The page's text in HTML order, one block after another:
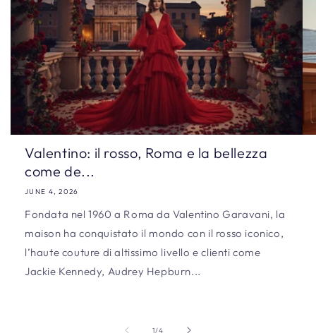
Valentino: il rosso, Roma e la bellezza
come de...
JUNE 4, 2026
Fondata nel 1960 a Roma da Valentino Garavani, la
maison ha conquistato il mondo con il rosso iconico,
l’haute couture di altissimo livello e clienti come
Jackie Kennedy, Audrey Hepburn...
1/of
4